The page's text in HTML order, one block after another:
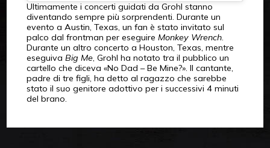
Ultimamente i concerti guidati da Grohl stanno
diventando sempre più sorprendenti. Durante un
evento a Austin, Texas, un fan è stato invitato sul
palco dal frontman per eseguire Monkey Wrench.
Durante un altro concerto a Houston, Texas, mentre
eseguiva Big Me, Grohl ha notato tra il pubblico un
cartello che diceva «No Dad – Be Mine?». Il cantante,
padre di tre figli, ha detto al ragazzo che sarebbe
stato il suo genitore adottivo per i successivi 4 minuti
del brano.